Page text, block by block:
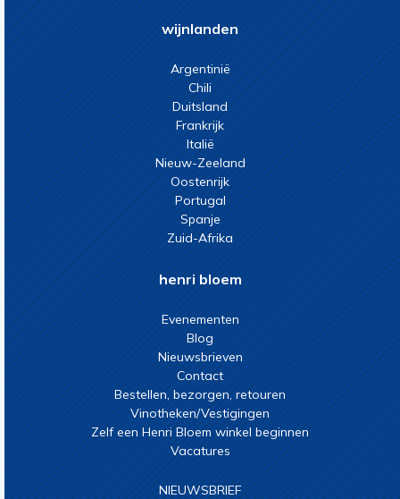
wijnlanden
Argentinië
Chili
Duitsland
Frankrijk
Italië
Nieuw-Zeeland
Oostenrijk
Portugal
Spanje
Zuid-Afrika
henri bloem
Evenementen
Blog
Nieuwsbrieven
Contact
Bestellen, bezorgen, retouren
Vinotheken/Vestigingen
Zelf een Henri Bloem winkel beginnen
Vacatures
NIEUWSBRIEF